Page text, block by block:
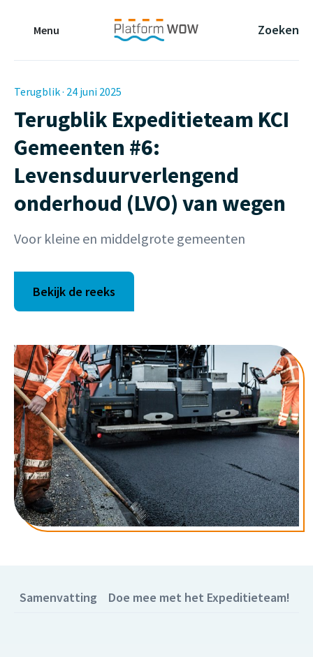
Menu
Zoeken
Terugblik · 24 juni 2025
Terugblik Expeditieteam KCI
Gemeenten #6:
Levensduurverlengend
onderhoud (LVO) van wegen
Voor kleine en middelgrote gemeenten
Bekijk de reeks
Samenvatting Doe mee met het Expeditieteam!